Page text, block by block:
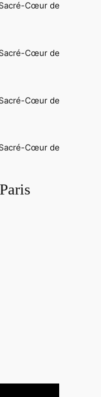
Cœur de
Cœur de
Cœur de
Cœur de